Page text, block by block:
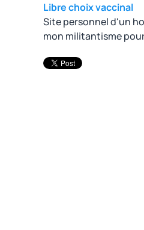
Libre choix vaccinal
Site personnel d'un
mon militantisme